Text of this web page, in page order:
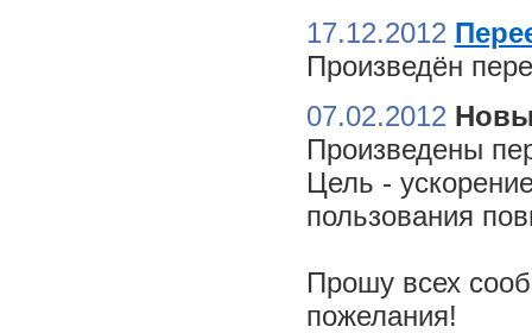
17.12.2012
Произведён
07.02.2012
Произведены
Цель -
пользования
Прошу всех
пожелания!